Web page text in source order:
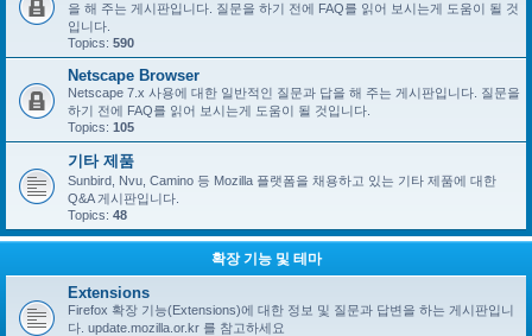
을 해 주는 게시판입니다. 질문을 하기 전에 FAQ를 읽어 보시는게 도움이 될 것
입니다.
Topics: 590
Netscape Browser
Netscape 7.x 사용에 대한 일반적인 질문과 답을 해 주는 게시판입니다. 질문을
하기 전에 FAQ를 읽어 보시는게 도움이 될 것입니다.
Topics: 105
기타 제품
Sunbird, Nvu, Camino 등 Mozilla 플랫폼을 채용하고 있는 기타 제품에 대한
Q&A 게시판입니다.
Topics: 48
확장 기능 및 테마
Extensions
Firefox 확장 기능(Extensions)에 대한 정보 및 질문과 답변을 하는 게시판입니
다. update.mozilla.or.kr 를 참고하세요